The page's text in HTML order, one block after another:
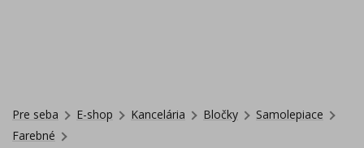
Pre seba E-shop Kancelária Bločky
Samolepiace
Farebné